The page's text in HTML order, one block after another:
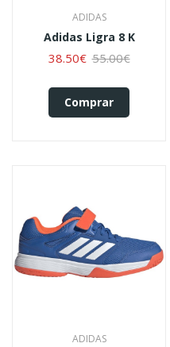
ADIDAS
Adidas Ligra 8 K
38.50€ 55.00€
Comprar
ADIDAS